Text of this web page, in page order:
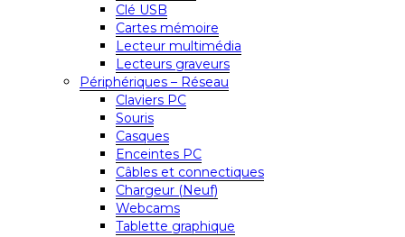
Clé USB
Cartes mémoire
Lecteur multimédia
Lecteurs graveurs
Périphériques – Réseau
Claviers PC
Souris
Casques
Enceintes PC
Câbles et connectiques
Chargeur (Neuf)
Webcams
Tablette graphique